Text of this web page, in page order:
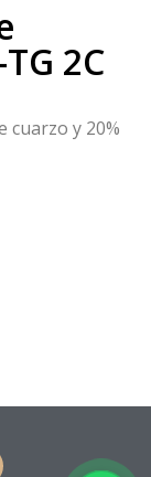
2C
cuarzo y 20%